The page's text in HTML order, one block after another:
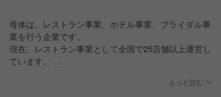
母体は、レストラン事業、ホテル事業、ブライダル事
業を行う企業です。
現在、レストラン事業として全国で25店舗以上運営し
ています。
もっと読む